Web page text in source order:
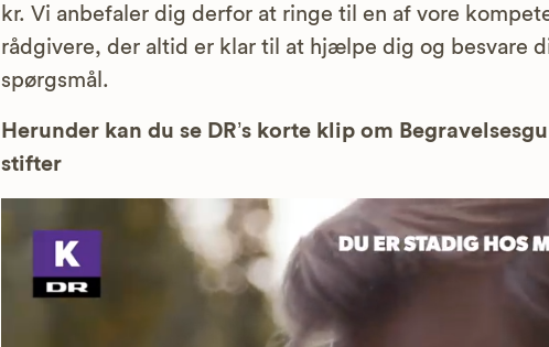
kr. Vi anbefaler dig derfor at ringe til en af vore
rådgivere, der altid er klar til at hjælpe dig og besvare
spørgsmål.
Herunder kan du se DR’s korte klip om
stifter